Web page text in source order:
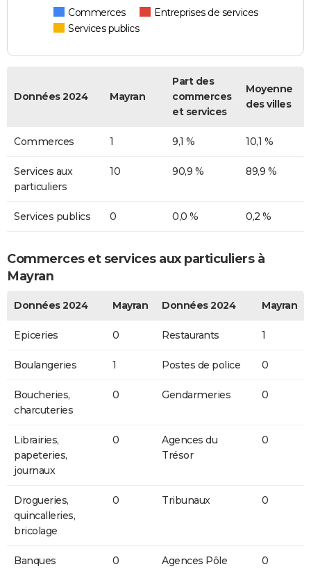
Commerces
Entreprises de services
Services publics
Données 2024 Mayran
Part des
commerces
et services
Moyenne
des villes
Commerces 1 9,1 % 10,1 %
Services aux
particuliers
10 90,9 % 89,9 %
Services publics 0 0,0 % 0,2 %
Commerces et services aux particuliers à
Mayran
Données 2024 Mayran Données 2024 Mayran
Epiceries 0 Restaurants 1
Boulangeries 1 Postes de police 0
Boucheries,
charcuteries
0 Gendarmeries 0
Librairies,
papeteries,
journaux
0
Agences du
Trésor
0
Drogueries,
quincalleries,
bricolage
0 Tribunaux 0
Banques 0 Agences Pôle 0